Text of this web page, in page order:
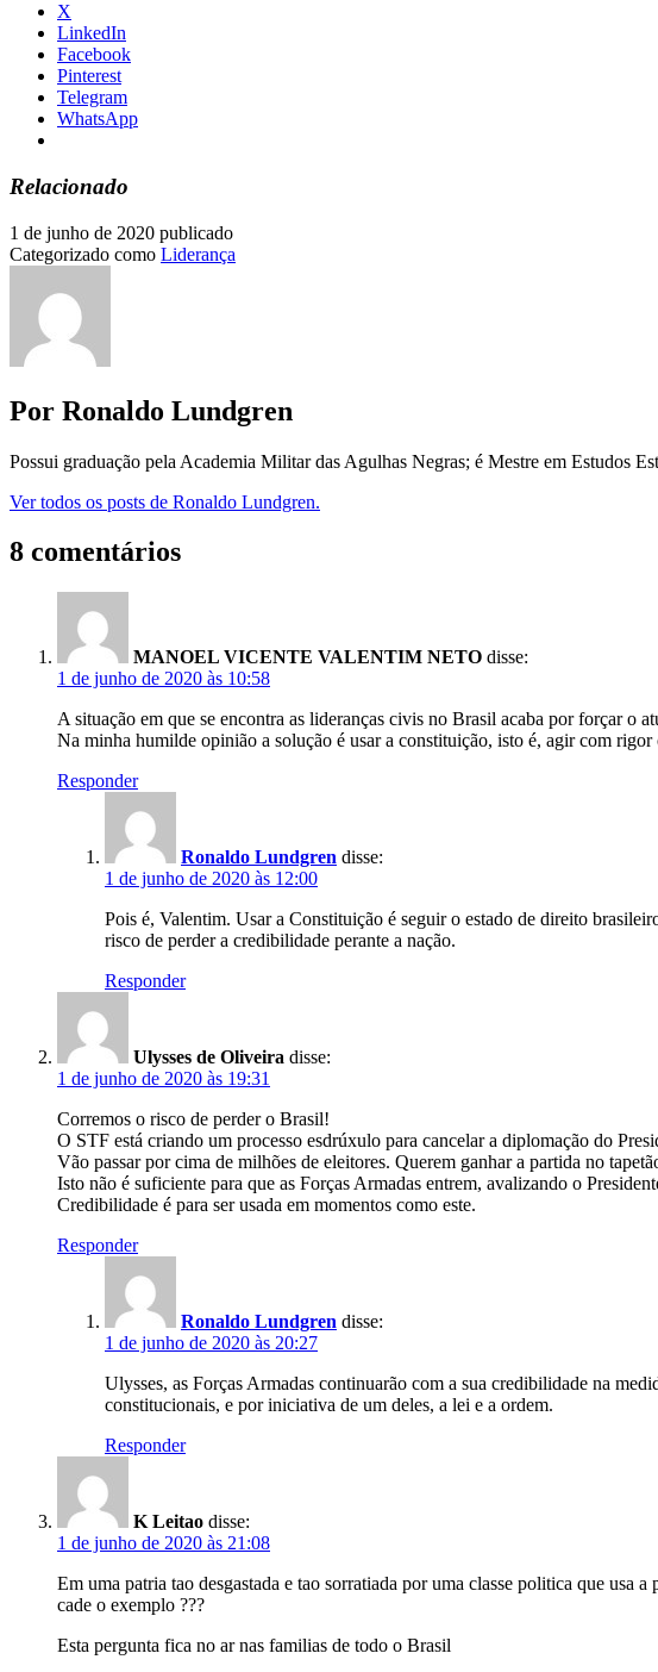
X
LinkedIn
Facebook
Pinterest
Telegram
WhatsApp
Relacionado
1 de junho de 2020 publicado
Categorizado como Liderança
Por Ronaldo Lundgren
Possui graduação pela Academia Militar das Agulhas Negras; é Mestre em Estudos
Ver todos os posts de Ronaldo Lundgren.
8 comentários
MANOEL VICENTE VALENTIM NETO disse:
1 de junho de 2020 às 10:58
A situação em que se encontra as lideranças civis no Brasil acaba por forçar o
Na minha humilde opinião a solução é usar a constituição, isto é, agir com
Responder
Ronaldo Lundgren disse:
1 de junho de 2020 às 12:00
Pois é, Valentim. Usar a Constituição é seguir o estado de direito
risco de perder a credibilidade perante a nação.
Responder
Ulysses de Oliveira disse:
1 de junho de 2020 às 19:31
Corremos o risco de perder o Brasil!
O STF está criando um processo esdrúxulo para cancelar a diplomação do
Vão passar por cima de milhões de eleitores. Querem ganhar a partida no
Isto não é suficiente para que as Forças Armadas entrem, avalizando o
Credibilidade é para ser usada em momentos como este.
Responder
Ronaldo Lundgren disse:
1 de junho de 2020 às 20:27
Ulysses, as Forças Armadas continuarão com a sua credibilidade na
constitucionais, e por iniciativa de um deles, a lei e a ordem.
Responder
K Leitao disse:
1 de junho de 2020 às 21:08
Em uma patria tao desgastada e tao sorratiada por uma classe politica que usa
cade o exemplo ???
Esta pergunta fica no ar nas familias de todo o Brasil